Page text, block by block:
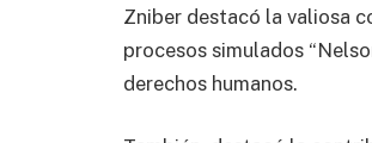
Zniber destacó la valiosa
procesos simulados
derechos humanos.